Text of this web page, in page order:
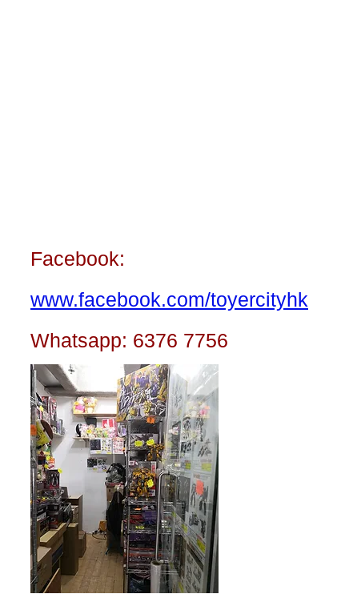
Facebook:
www.facebook.com/toyercityhk
Whatsapp: 6376 7756